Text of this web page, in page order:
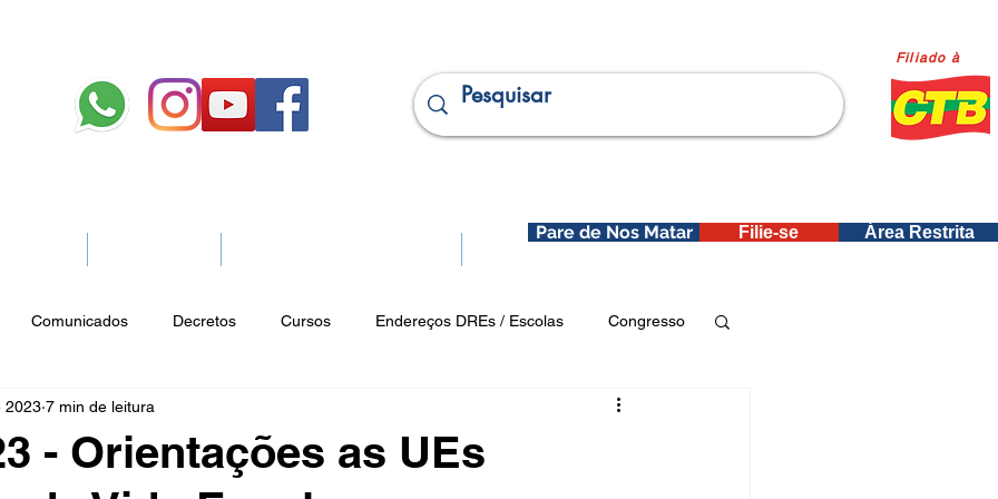
Filiado à
Filie-se
Pare de Nos Matar Área Restrita
Comunicados Decretos Cursos Endereços DREs / Escolas Congresso
Cultural Notícias do Jurídico Publicações SEDIN
- Orientações as UEs
2023 7 min de leitura